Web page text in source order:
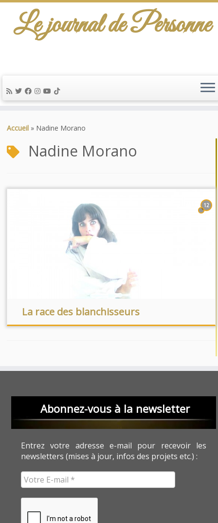
au
Le journal de Personne
Accueil » Nadine Morano
Nadine Morano
12
La race des blanchisseurs
Abonnez-vous à la newsletter
Entrez votre adresse e-mail pour recevoir les
newsletters (mises à jour, infos des projets etc.) :